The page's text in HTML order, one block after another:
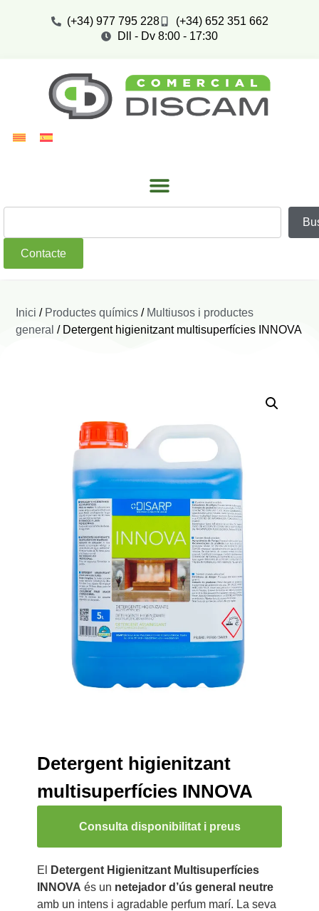
(+34) 977 795 228
(+34) 652 351 662
Dll - Dv 8:00 - 17:30
Contacte
Inici / Productes químics / Multiusos i productes
general / Detergent higienitzant multisuperfícies INNOVA
Detergent higienitzant
multisuperfícies INNOVA
Consulta disponibilitat i preus
El
Detergent Higienitzant Multisuperfícies
INNOVA és un netejador d’ús general neutre
amb un intens i agradable perfum marí. La seva